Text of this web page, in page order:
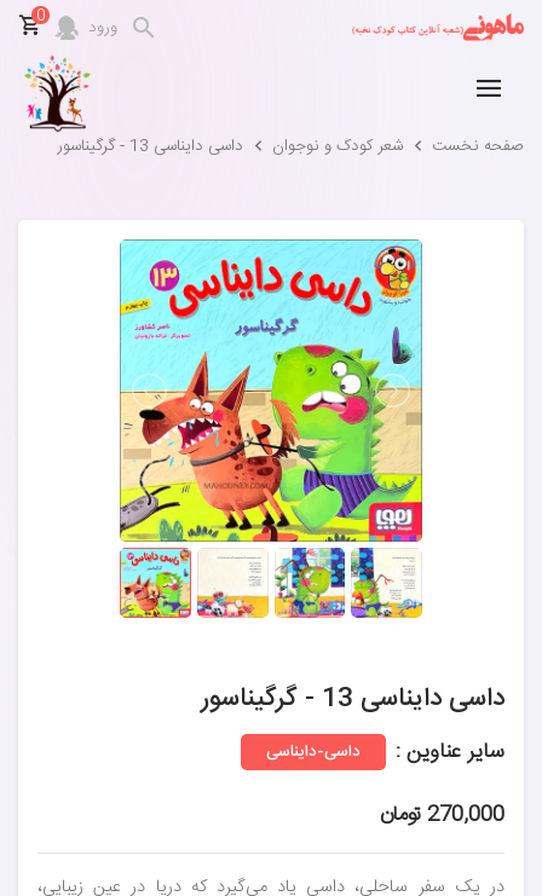
ورود 0
صفحه نخست شعر کودک و نوجوان داسی دایناسی 13 - گرگیناسور
داسی دایناسی 13 - گرگیناسور
سایر عناوین : داسی-دایناسی
270,000 تومان
در یک سفر ساحلی، داسی یاد می‌گیرد که دریا در عین زیبایی،